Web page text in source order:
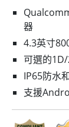
器
4.3英寸
可選的
IP65防水
支援